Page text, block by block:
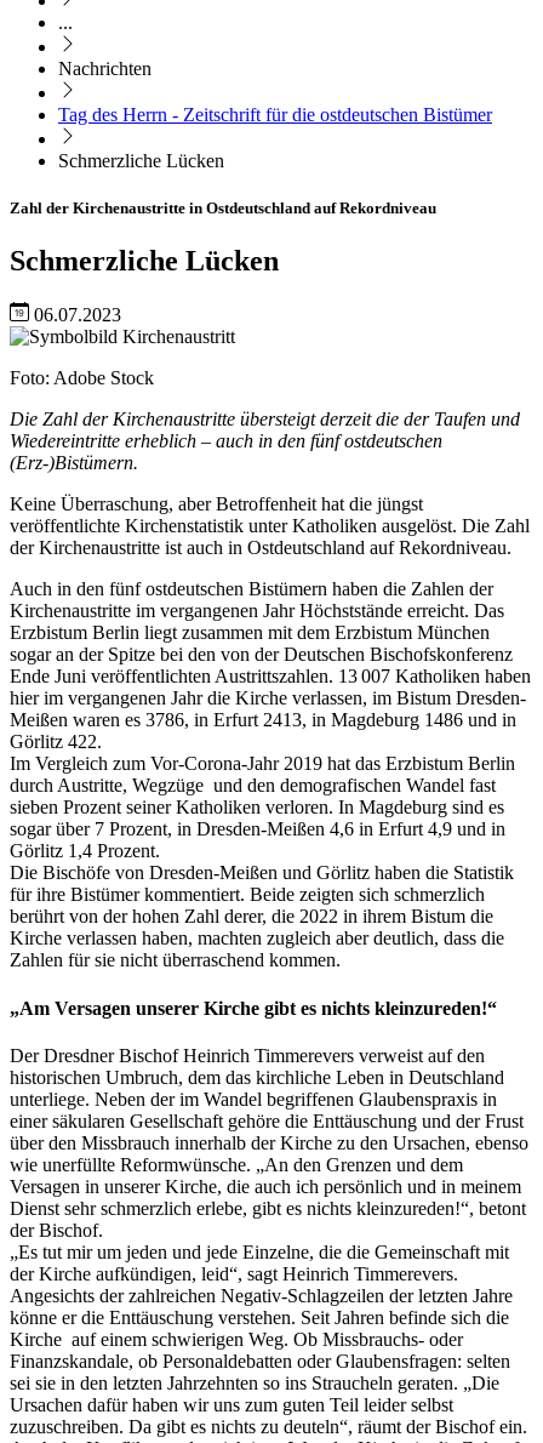
...
Nachrichten
Tag des Herrn - Zeitschrift für die ostdeutschen Bistümer
Schmerzliche Lücken
Zahl der Kirchenaustritte in Ostdeutschland auf Rekordniveau
Schmerzliche Lücken
06.07.2023
Image
Nachweis
Foto: Adobe Stock
Caption
Die Zahl der Kirchenaustritte übersteigt derzeit die der Taufen und
Wiedereintritte erheblich – auch in den fünf ostdeutschen
(Erz-)Bistümern.
Keine Überraschung, aber Betroffenheit hat die jüngst
veröffentlichte Kirchenstatistik unter Katholiken ausgelöst. Die Zahl
der Kirchenaustritte ist auch in Ostdeutschland auf Rekordniveau.
Auch in den fünf ostdeutschen Bistümern haben die Zahlen der
Kirchenaustritte im vergangenen Jahr Höchststände erreicht. Das
Erzbistum Berlin liegt zusammen mit dem Erzbistum München
sogar an der Spitze bei den von der Deutschen Bischofskonferenz
Ende Juni veröffentlichten Austrittszahlen. 13 007 Katholiken haben
hier im vergangenen Jahr die Kirche verlassen, im Bistum Dresden-
Meißen waren es 3786, in Erfurt 2413, in Magdeburg 1486 und in
Görlitz 422.
Im Vergleich zum Vor-Corona-Jahr 2019 hat das Erzbistum Berlin
durch Austritte, Wegzüge und den demografischen Wandel fast
sieben Prozent seiner Katholiken verloren. In Magdeburg sind es
sogar über 7 Prozent, in Dresden-Meißen 4,6 in Erfurt 4,9 und in
Görlitz 1,4 Prozent.
Die Bischöfe von Dresden-Meißen und Görlitz haben die Statistik
für ihre Bistümer kommentiert. Beide zeigten sich schmerzlich
berührt von der hohen Zahl derer, die 2022 in ihrem Bistum die
Kirche verlassen haben, machten zugleich aber deutlich, dass die
Zahlen für sie nicht überraschend kommen.
„Am Versagen unserer Kirche gibt es nichts kleinzureden!“
Der Dresdner Bischof Heinrich Timmerevers verweist auf den
historischen Umbruch, dem das kirchliche Leben in Deutschland
unterliege. Neben der im Wandel begriffenen Glaubenspraxis in
einer säkularen Gesellschaft gehöre die Enttäuschung und der Frust
über den Missbrauch innerhalb der Kirche zu den Ursachen, ebenso
wie unerfüllte Reformwünsche. „An den Grenzen und dem
Versagen in unserer Kirche, die auch ich persönlich und in meinem
Dienst sehr schmerzlich erlebe, gibt es nichts kleinzureden!“, betont
der Bischof.
„Es tut mir um jeden und jede Einzelne, die die Gemeinschaft mit
der Kirche aufkündigen, leid“, sagt Heinrich Timmerevers.
Angesichts der zahlreichen Negativ-Schlagzeilen der letzten Jahre
könne er die Enttäuschung verstehen. Seit Jahren befinde sich die
Kirche auf einem schwierigen Weg. Ob Missbrauchs- oder
Finanzskandale, ob Personaldebatten oder Glaubensfragen: selten
sei sie in den letzten Jahrzehnten so ins Straucheln geraten. „Die
Ursachen dafür haben wir uns zum guten Teil leider selbst
zuzuschreiben. Da gibt es nichts zu deuteln“, räumt der Bischof ein.